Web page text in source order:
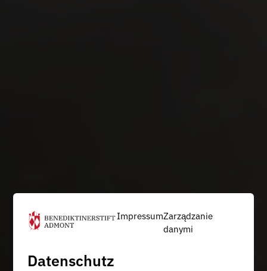
ImpressumZarządzanie
danymi
Datenschutz